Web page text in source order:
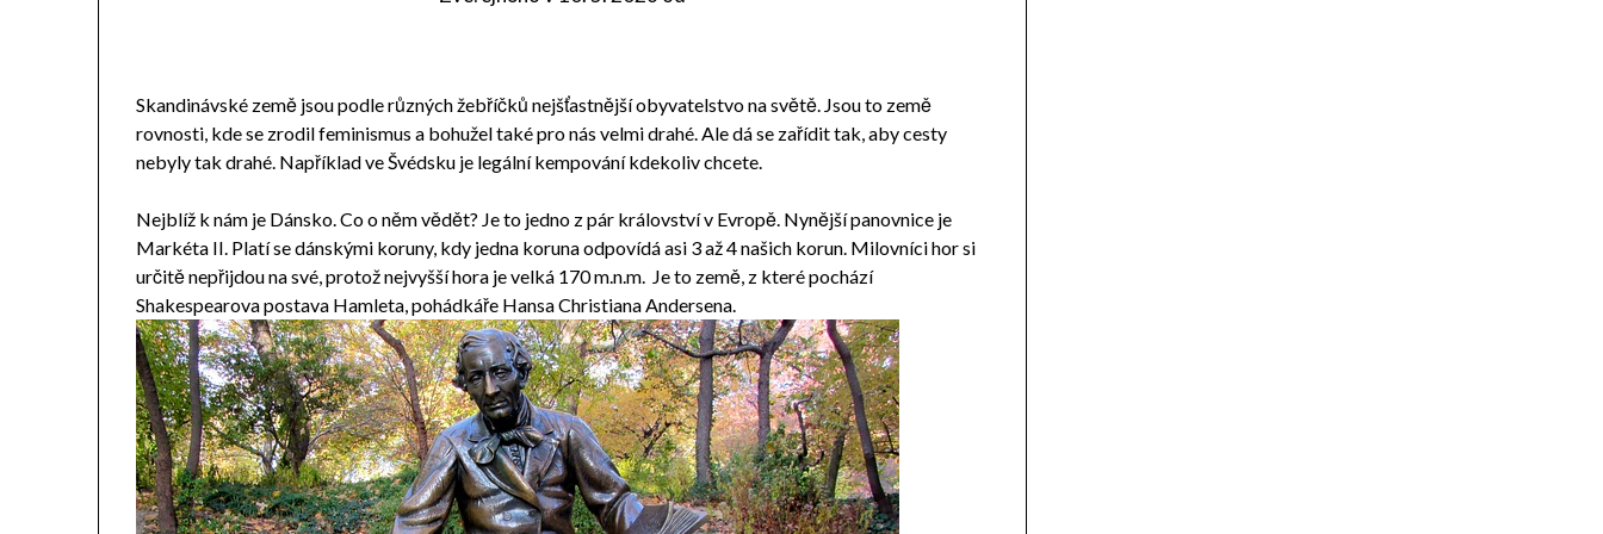
Skandinávské země jsou podle různých žebříčků nejšťastnější obyvatelstvo na světě. Jsou to země
rovnosti, kde se zrodil feminismus a bohužel také pro nás velmi drahé. Ale dá se zařídit tak, aby cesty
nebyly tak drahé. Například ve Švédsku je legální kempování kdekoliv chcete.
Nejblíž k nám je Dánsko. Co o něm vědět? Je to jedno z pár království v Evropě. Nynější panovnice je
Markéta II. Platí se dánskými koruny, kdy jedna koruna odpovídá asi 3 až 4 našich korun. Milovníci hor si
určitě nepřijdou na své, protož nejvyšší hora je velká 170 m.n.m.
Je to země, z které pochází
Shakespearova postava Hamleta, pohádkáře Hansa Christiana Andersena.